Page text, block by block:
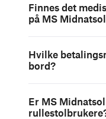
Finnes det
på MS
Hvilke
bord?
Er MS